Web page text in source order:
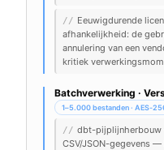
// Eeuwigdurende
afhankelijkheid: de
annulering van een
kritiek
Batchverwerking ·
1–5.000 bestanden · AES-
// dbt-pijplijnherbouw
CSV/JSON-gegevens